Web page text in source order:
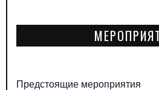
Предстоящие мероприятия